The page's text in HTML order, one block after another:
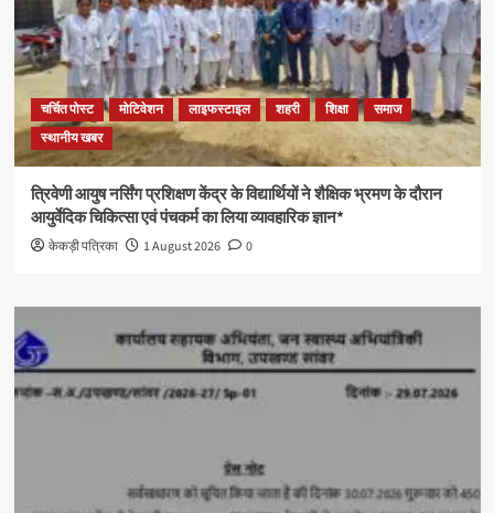
चर्चित पोस्ट मोटिवेशन लाइफस्टाइल शहरी शिक्षा
समाज
स्थानीय खबर
त्रिवेणी आयुष नर्सिंग प्रशिक्षण केंद्र के विद्यार्थियों ने शैक्षिक भ्रमण के दौरान
आयुर्वेदिक चिकित्सा एवं पंचकर्म का लिया व्यावहारिक ज्ञान*
केकड़ी पत्रिका 1 August 2026 0